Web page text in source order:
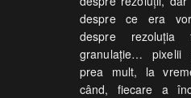
despre ce era
despre rezoluția
granulație… pixelii
prea mult, la
când, fiecare a